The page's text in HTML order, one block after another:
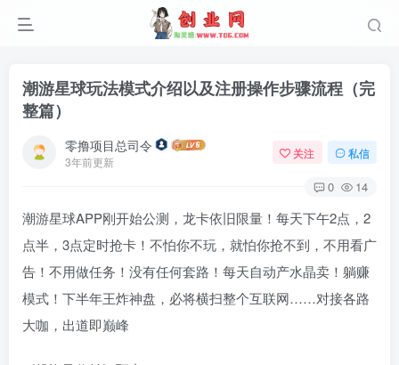
潮游星球玩法模式介绍以及注册操作步骤流程（完
整篇）
零撸项目总司令
3年前更新
关注 私信
0 14
潮游星球APP刚开始公测，龙卡依旧限量！每天下午2点，2
点半，3点定时抢卡！不怕你不玩，就怕你抢不到，不用看广
告！不用做任务！没有任何套路！每天自动产水晶卖！躺赚
模式！下半年王炸神盘，必将横扫整个互联网……对接各路
大咖，出道即巅峰